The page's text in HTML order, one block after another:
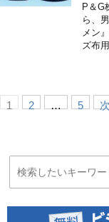
P＆G
ら、
メン
ズ布
1 2 … 5